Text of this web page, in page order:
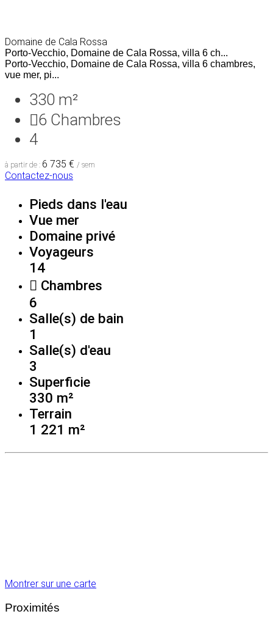
Domaine de Cala Rossa
Porto-Vecchio, Domaine de Cala Rossa, villa 6 ch...
Porto-Vecchio, Domaine de Cala Rossa, villa 6 chambres,
vue mer, pi...
330 m²
6 Chambres
4
à partir de : 6 735 € / sem
Contactez-nous
Pieds dans l'eau
Vue mer
Domaine privé
Voyageurs
14
Chambres
6
Salle(s) de bain
1
Salle(s) d'eau
3
Superficie
330 m²
Terrain
1 221 m²
Montrer sur une carte
Proximités